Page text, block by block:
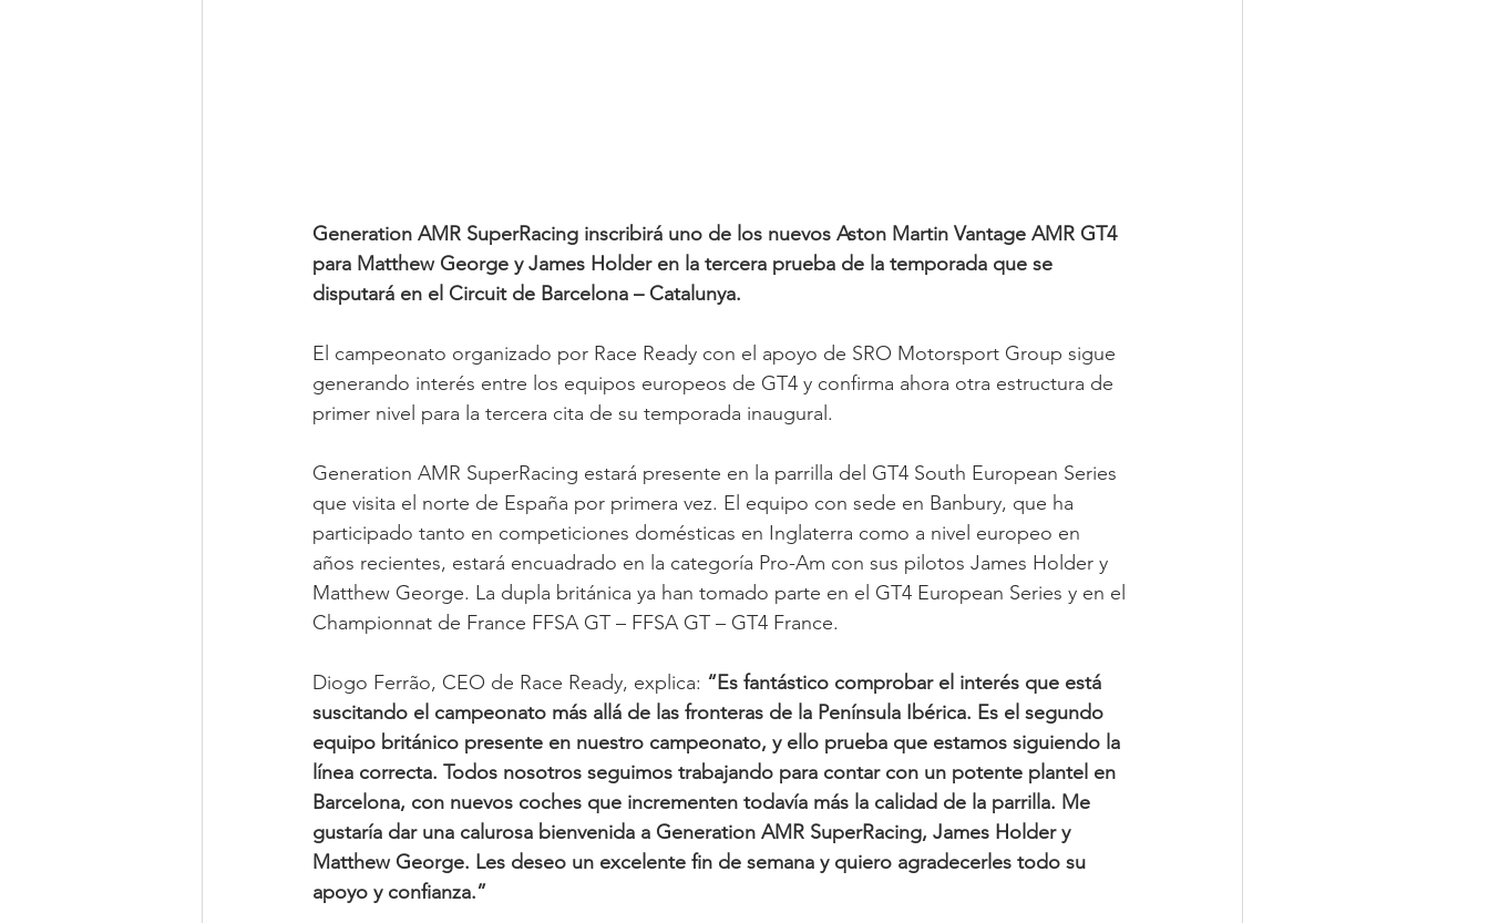
Generation AMR SuperRacing inscribirá uno de los nuevos Aston Martin Vantage AMR GT4
para Matthew George y James Holder en la tercera prueba de la temporada que se
disputará en el Circuit de Barcelona – Catalunya.
El campeonato organizado por Race Ready con el apoyo de SRO Motorsport Group sigue
generando interés entre los equipos europeos de GT4 y confirma ahora otra estructura de
primer nivel para la tercera cita de su temporada inaugural.
Generation AMR SuperRacing estará presente en la parrilla del GT4 South European Series
que visita el norte de España por primera vez. El equipo con sede en Banbury, que ha
participado tanto en competiciones domésticas en Inglaterra como a nivel europeo en
años recientes, estará encuadrado en la categoría Pro-Am con sus pilotos James Holder y
Matthew George. La dupla británica ya han tomado parte en el GT4 European Series y en el
Championnat de France FFSA GT – FFSA GT – GT4 France.
Diogo Ferrão, CEO de Race Ready, explica: “Es fantástico comprobar el interés que está
suscitando el campeonato más allá de las fronteras de la Península Ibérica. Es el segundo
equipo británico presente en nuestro campeonato, y ello prueba que estamos siguiendo la
línea correcta. Todos nosotros seguimos trabajando para contar con un potente plantel en
Barcelona, con nuevos coches que incrementen todavía más la calidad de la parrilla. Me
gustaría dar una calurosa bienvenida a Generation AMR SuperRacing, James Holder y
Matthew George. Les deseo un excelente fin de semana y quiero agradecerles todo su
apoyo y confianza.”